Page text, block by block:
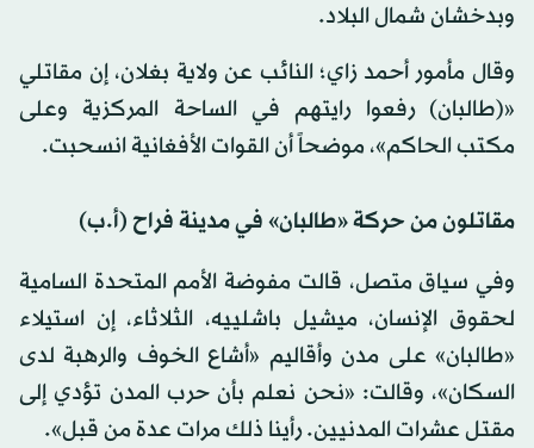
وبدخشان شمال البلاد.
وقال مأمور أحمد زاي؛ النائب عن ولاية بغلان، إن مقاتلي
«(طالبان) رفعوا رايتهم في الساحة المركزية وعلى
مكتب الحاكم»، موضحاً أن القوات الأفغانية انسحبت.
مقاتلون من حركة «طالبان» في مدينة فراح (أ.ب)
وفي سياق متصل، قالت مفوضة الأمم المتحدة السامية
لحقوق الإنسان، ميشيل باشلييه، الثلاثاء، إن استيلاء
«طالبان» على مدن وأقاليم «أشاع الخوف والرهبة لدى
السكان»، وقالت: «نحن نعلم بأن حرب المدن تؤدي إلى
مقتل عشرات المدنيين. رأينا ذلك مرات عدة من قبل».